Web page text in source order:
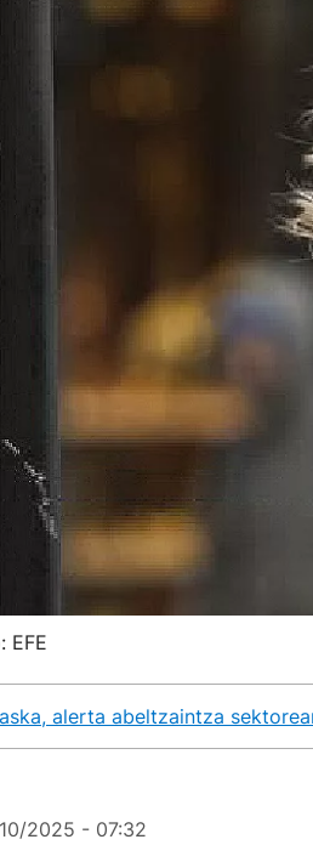
EFE
alerta abeltzaintza
2025 - 07:32